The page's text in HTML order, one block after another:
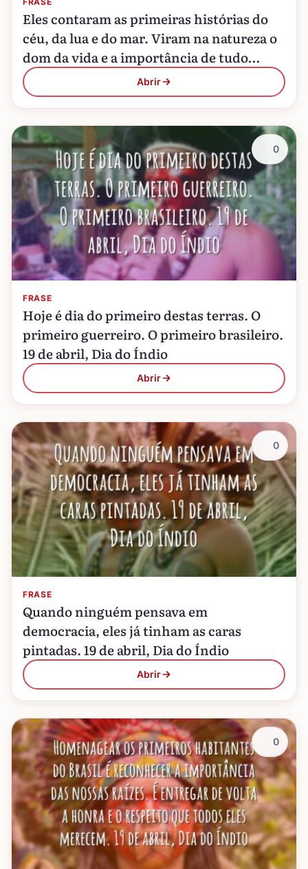
Eles contaram as primeiras histórias do
céu, da lua e do mar. Viram na natureza o
dom da vida e a importância de tudo
preservar.
Abrir
FRASE
Hoje é dia do primeiro destas terras. O
primeiro guerreiro. O primeiro brasileiro.
19 de abril, Dia do Índio
Abrir
0
FRASE
Quando ninguém pensava em
democracia, eles já tinham as caras
pintadas. 19 de abril, Dia do Índio
Abrir
0
0